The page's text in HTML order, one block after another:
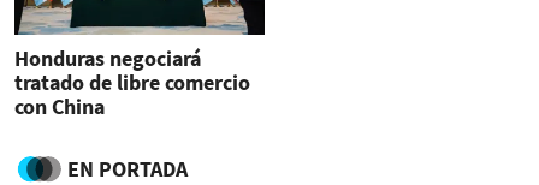
Honduras negociará
tratado de libre comercio
con China
EN PORTADA